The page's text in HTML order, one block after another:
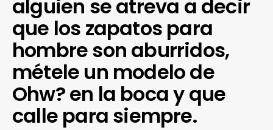
alguien se atreva a decir
que los zapatos para
hombre son aburridos,
métele un modelo de
Ohw? en la boca y que
calle para siempre.